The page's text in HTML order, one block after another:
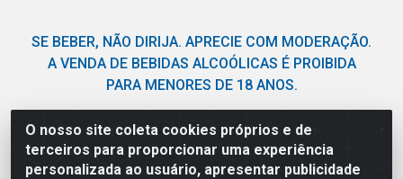
O nosso site coleta cookies próprios e de
terceiros para proporcionar uma experiência
personalizada ao usuário, apresentar publicidade
SE BEBER, NÃO DIRIJA. APRECIE COM MODERAÇÃO.
A VENDA DE BEBIDAS ALCOÓLICAS É PROIBIDA
PARA MENORES DE 18 ANOS.
Nordil Distribuidora - Avenida Liberdade, 2738, Bloco F -
Sesi - Bayeux/PB - CEP 58.111-400 - CNPJ